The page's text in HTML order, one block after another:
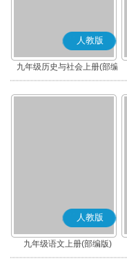
人教版
九年级历史与社会上册(部编
版)
人教版
九年级语文上册(部编版)